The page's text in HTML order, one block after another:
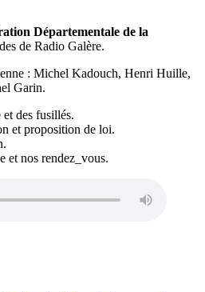
Départementale de la
de Radio Galère.
: Michel Kadouch, Henri Huille,
Garin.
des fusillés.
et proposition de loi.
et nos rendez_vous.